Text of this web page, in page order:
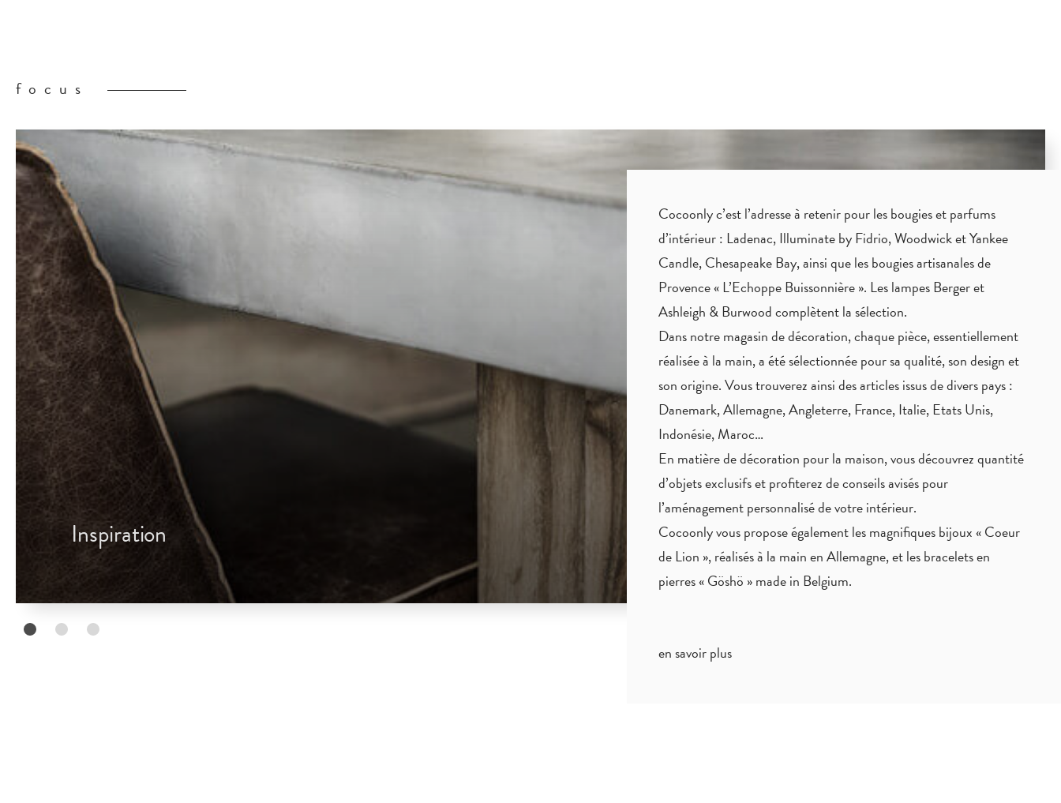
focus
Inspiration
Cocoonly c’est l’adresse à retenir pour les bougies et parfums
d’intérieur : Ladenac, Illuminate by Fidrio, Woodwick et Yankee
Candle, Chesapeake Bay, ainsi que les bougies artisanales de
Provence « L’Echoppe Buissonnière ». Les lampes Berger et
Ashleigh & Burwood complètent la sélection.
Dans notre magasin de décoration, chaque pièce,essentiellement
réalisée à la main, a été sélectionnée pour sa qualité, son design et
son origine. Vous trouverez ainsi des articles issus de divers pays :
Danemark, Allemagne, Angleterre, France, Italie, Etats Unis,
Indonésie, Maroc…
En matière de décoration pour la maison, vous découvrez quantité
d’objets exclusifset profiterez deconseils aviséspour
l’aménagement personnalisé de votre intérieur.
Cocoonly vous propose également les magnifiques bijoux « Coeur
de Lion », réalisés à la main en Allemagne, et les bracelets en
pierres « Göshö » made in Belgium.
en savoir plus